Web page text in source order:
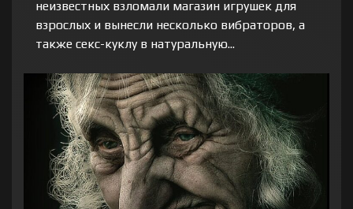
неизвестных взломали магазин игрушек для
взрослых и вынесли несколько вибраторов, а
также секс-куклу в натуральную...